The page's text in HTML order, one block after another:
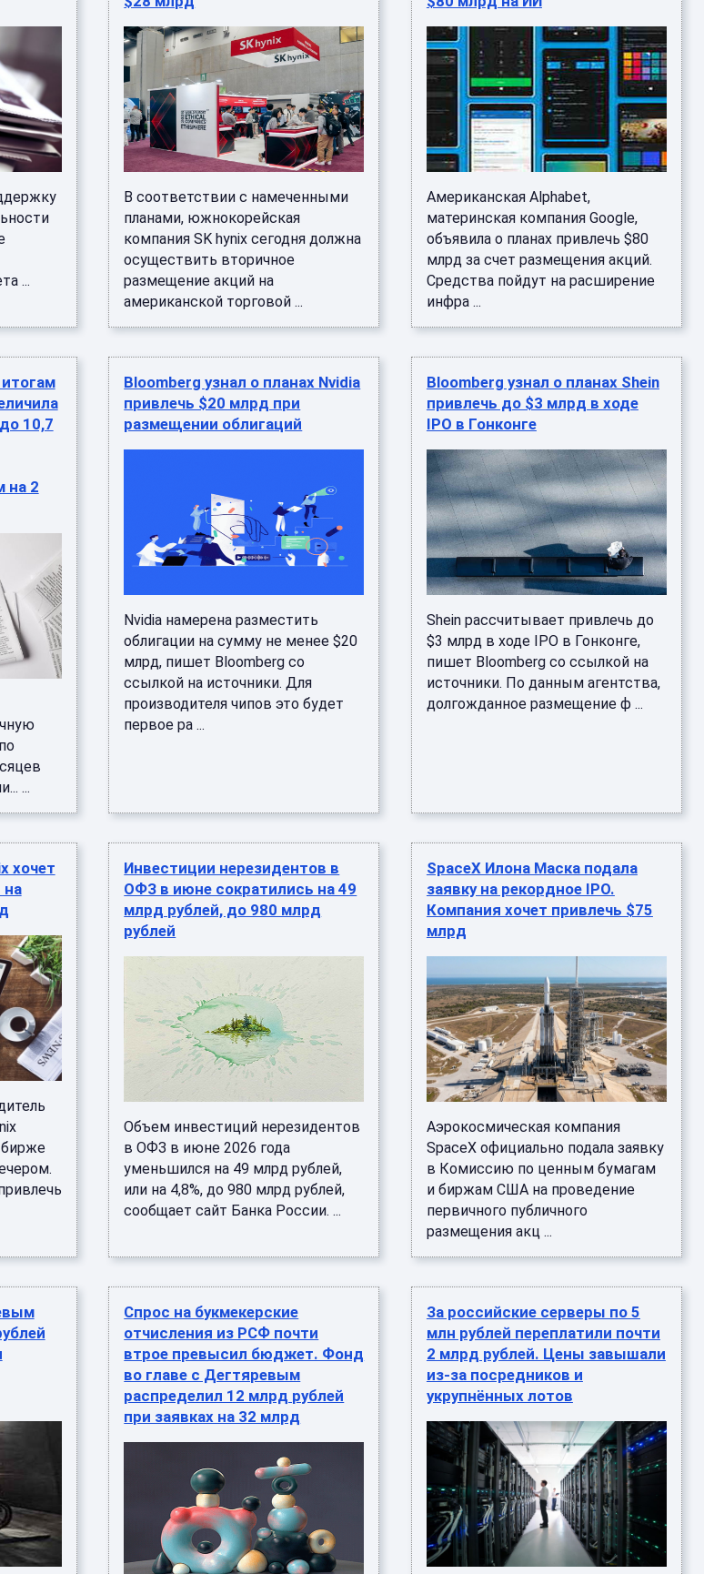
...
В соответствии с намеченными
планами, южнокорейская
компания SK hynix сегодня должна
осуществить вторичное
размещение акций на
американской торговой ...
Американская Alphabet,
материнская компания Google,
объявила о планах привлечь $80
млрд за счет размещения акций.
Средства пойдут на расширение
инфра ...
10,7
на 2
...
Bloomberg узнал о планах Nvidia
привлечь $20 млрд при
размещении облигаций
Nvidia намерена разместить
облигации на сумму не менее $20
млрд, пишет Bloomberg со
ссылкой на источники. Для
производителя чипов это будет
первое ра ...
Bloomberg узнал о планах Shein
привлечь до $3 млрд в ходе
IPO в Гонконге
Shein рассчитывает привлечь до
$3 млрд в ходе IPO в Гонконге,
пишет Bloomberg со ссылкой на
источники. По данным агентства,
долгожданное размещение ф ...
хочет
на
бирже
Инвестиции нерезидентов в
ОФЗ в июне сократились на 49
млрд рублей, до 980 млрд
рублей
Объем инвестиций нерезидентов
в ОФЗ в июне 2026 года
уменьшился на 49 млрд рублей,
или на 4,8%, до 980 млрд рублей,
сообщает сайт Банка России. ...
SpaceX Илона Маска подала
заявку на рекордное IPO.
Компания хочет привлечь $75
млрд
Аэрокосмическая компания
SpaceX официально подала заявку
в Комиссию по ценным бумагам
и биржам США на проведение
первичного публичного
размещения акц ...
Спрос на букмекерские
отчисления из РСФ почти
втрое превысил бюджет. Фонд
во главе с Дегтяревым
распределил 12 млрд рублей
при заявках на 32 млрд
За российские серверы по 5
млн рублей переплатили почти
2 млрд рублей. Цены завышали
из-за посредников и
укрупнённых лотов